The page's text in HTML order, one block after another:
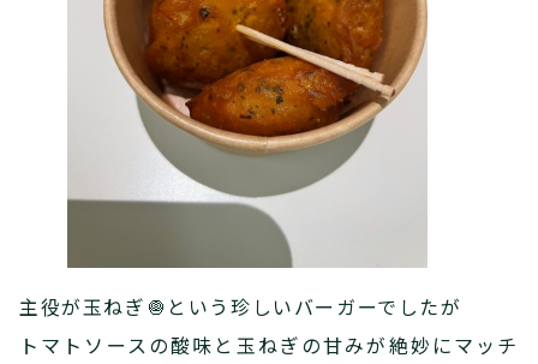
主役が玉ねぎ🧅という珍しいバーガーでしたが
トマトソースの酸味と玉ねぎの甘みが絶妙にマッチ